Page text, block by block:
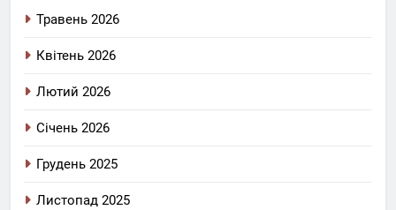
Травень 2026
Квітень 2026
Лютий 2026
Січень 2026
Грудень 2025
Листопад 2025